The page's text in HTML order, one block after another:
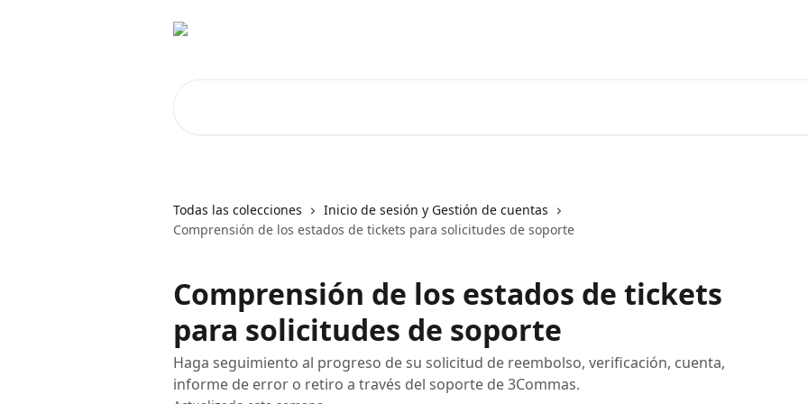
Todas las colecciones
Inicio de sesión y Gestión de cuentas
Comprensión de los estados de tickets para solicitudes de soporte
Comprensión de los estados de tickets
para solicitudes de soporte
Haga seguimiento al progreso de su solicitud de reembolso, verificación, cuenta,
informe de error o retiro a través del soporte de 3Commas.